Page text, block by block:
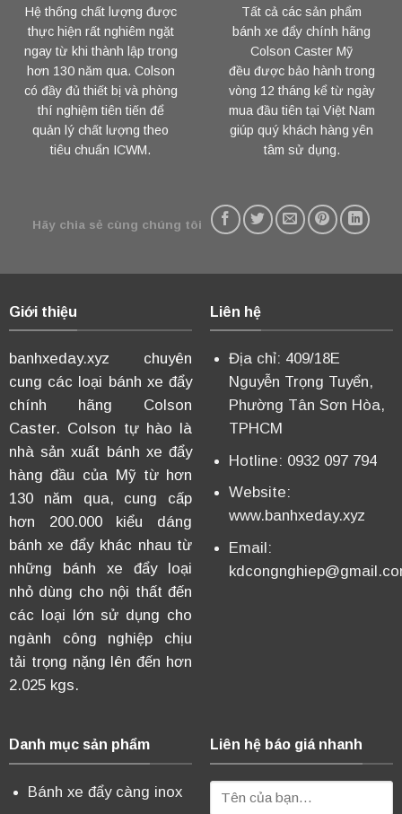
Hệ thống chất lượng được
thực hiện rất nghiêm ngặt
ngay từ khi thành lập trong
hơn 130 năm qua. Colson
có đầy đủ thiết bị và phòng
thí nghiệm tiên tiến để
quản lý chất lượng theo
tiêu chuẩn ICWM.
Tất cả các sản phẩm
bánh xe đẩy chính hãng
Colson Caster Mỹ
đều được bảo hành trong
vòng 12 tháng kể từ ngày
mua đầu tiên tại Việt Nam
giúp quý khách hàng yên
tâm sử dụng.
Hãy chia sẻ cùng chúng tôi
Giới thiệu
banhxeday.xyz chuyên
cung các loại bánh xe đẩy
chính hãng Colson
Caster. Colson tự hào là
nhà sản xuất bánh xe đẩy
hàng đầu của Mỹ từ hơn
130 năm qua, cung cấp
hơn 200.000 kiểu dáng
bánh xe đẩy khác nhau từ
những bánh xe đẩy loại
nhỏ dùng cho nội thất đến
các loại lớn sử dụng cho
ngành công nghiệp chịu
tải trọng nặng lên đến hơn
2.025 kgs.
Liên hệ
Địa chỉ: 409/18E
Nguyễn Trọng Tuyển,
Phường Tân Sơn Hòa,
TPHCM
Hotline: 0932 097 794
Website:
www.banhxeday.xyz
Email:
Danh mục sản phẩm
Bánh xe đẩy càng inox
Liên hệ báo giá nhanh